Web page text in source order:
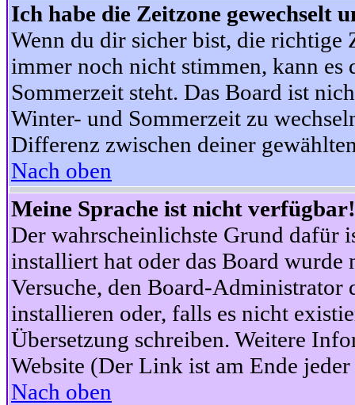
Ich habe die Zeitzone gewechselt
Wenn du dir sicher bist, die richtige
immer noch nicht stimmen, kann es
Sommerzeit steht. Das Board ist
Winter- und Sommerzeit zu
Differenz zwischen deiner
Nach oben
Meine Sprache ist nicht verfügbar!
Der wahrscheinlichste Grund dafür
installiert hat oder das Board wurde
Versuche, den Board-Administrator
installieren oder, falls es nicht
Übersetzung schreiben. Weitere
Website (Der Link ist am Ende jeder
Nach oben